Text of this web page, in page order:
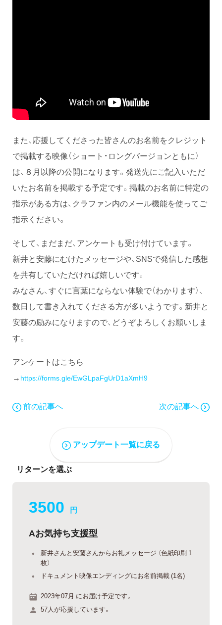
また、応援してくださった皆さんのお名前をクレジット
で掲載する映像（ショート・ロングバージョンともに）
は、８月以降の公開になります。発送先にご記入いただ
いたお名前を掲載する予定です。掲載のお名前に特定の
指示がある方は、クラファン内のメール機能を使ってご
指示ください。
そして、まだまだ、アンケートも受け付けています。
新井と安藤にむけたメッセージや、SNSで発信した感想
を共有していただければ嬉しいです。
みなさん、すぐに言葉にならない体験で（わかります）、
数日して書き入れてくださる方が多いようです。新井と
安藤の励みになりますので、どうぞよろしくお願いしま
す。
アンケートはこちら
→ https://forms.gle/EwGLpaFgUrD1aXmH9
前の記事へ 次の記事へ
アップデート一覧に戻る
リターンを選ぶ
3500 円
Aお気持ち支援型
新井さんと安藤さんからお礼メッセージ （色紙印刷 1
枚）
ドキュメント映像エンディングにお名前掲載 (1名)
2023年07月 にお届け予定です。
57人が応援しています。